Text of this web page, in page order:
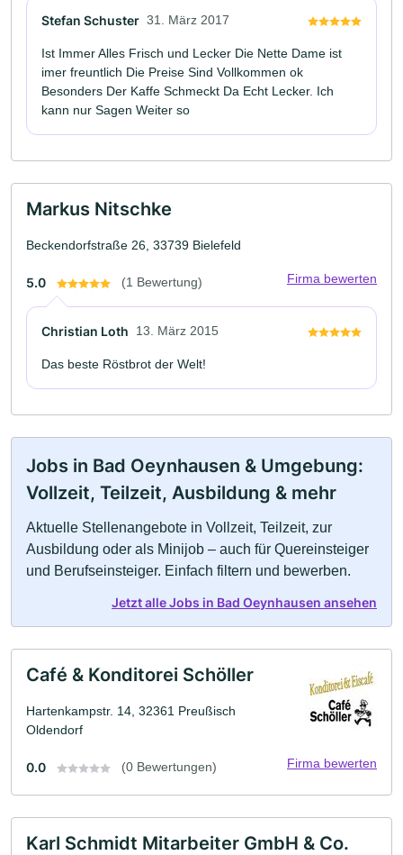
Stefan Schuster 31. März 2017
Ist Immer Alles Frisch und Lecker Die Nette Dame ist
imer freuntlich Die Preise Sind Vollkommen ok
Besonders Der Kaffe Schmeckt Da Echt Lecker. Ich
kann nur Sagen Weiter so
Markus Nitschke
Beckendorfstraße 26, 33739 Bielefeld
5.0 (1 Bewertung) Firma bewerten
Christian Loth 13. März 2015
Das beste Röstbrot der Welt!
Jobs in Bad Oeynhausen & Umgebung:
Vollzeit, Teilzeit, Ausbildung & mehr
Aktuelle Stellenangebote in Vollzeit, Teilzeit, zur
Ausbildung oder als Minijob – auch für Quereinsteiger
und Berufseinsteiger. Einfach filtern und bewerben.
Jetzt alle Jobs in Bad Oeynhausen ansehen
Café & Konditorei Schöller
Hartenkampstr. 14, 32361 Preußisch
Oldendorf
0.0 (0 Bewertungen) Firma bewerten
Karl Schmidt Mitarbeiter GmbH & Co.